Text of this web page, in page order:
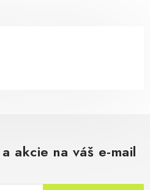
akcie na váš e-mail